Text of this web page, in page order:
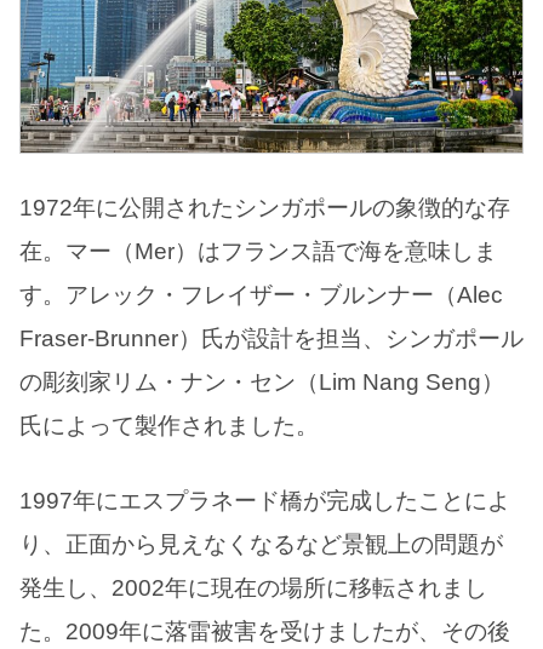
1972年に公開されたシンガポールの象徴的な存
在。マー（Mer）はフランス語で海を意味しま
す。アレック・フレイザー・ブルンナー（Alec
Fraser-Brunner）氏が設計を担当、シンガポール
の彫刻家リム・ナン・セン（Lim Nang Seng）
氏によって製作されました。
1997年にエスプラネード橋が完成したことによ
り、正面から見えなくなるなど景観上の問題が
発生し、2002年に現在の場所に移転されまし
た。2009年に落雷被害を受けましたが、その後